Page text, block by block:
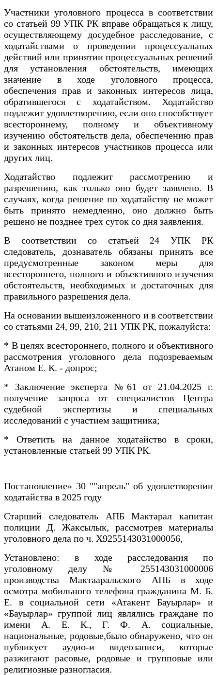
Участники уголовного процесса в соответствии
со статьей 99 УПК РК вправе обращаться к лицу,
осуществляющему досудебное расследование, с
ходатайствами о проведении процессуальных
действий или принятии процессуальных решений
для установления обстоятельств, имеющих
значение в ходе уголовного процесса,
обеспечения прав и законных интересов лица,
обратившегося с ходатайством. Ходатайство
подлежит удовлетворению, если оно способствует
всестороннему, полному и объективному
изучению обстоятельств дела, обеспечению прав
и законных интересов участников процесса или
других лиц.
Ходатайство подлежит рассмотрению и
разрешению, как только оно будет заявлено. В
случаях, когда решение по ходатайству не может
быть принято немедленно, оно должно быть
решено не позднее трех суток со дня заявления.
В соответствии со статьей 24 УПК РК
следователь, дознаватель обязаны принять все
предусмотренные законом меры для
всестороннего, полного и объективного изучения
обстоятельств, необходимых и достаточных для
правильного разрешения дела.
На основании вышеизложенного и в соответствии
со статьями 24, 99, 210, 211 УПК РК, пожалуйста:
* В целях всестороннего, полного и объективного
рассмотрения уголовного дела подозреваемым
Атаном Е. К. - допрос;
* Заключение эксперта №61 от 21.04.2025 г.
получение запроса от специалистов Центра
судебной экспертизы и специальных
исследований с участием защитника;
* Ответить на данное ходатайство в сроки,
установленные статьей 99 УПК РК.
Постановление» 30 ""апрель" об удовлетворении
ходатайства в 2025 году
Старший следователь АПБ Мактарал капитан
полиции Д. Жаксылык, рассмотрев материалы
уголовного дела по ч. Х9255143031000056,
Установлено: в ходе расследования по
уголовному делу № 255143031000006
производства Мактааральского АПБ в ходе
осмотра мобильного телефона гражданина М. Б.
Е. в социальной сети «Атакент Бауырлар» и
«Бауырлар» группой лиц являлись граждане по
имени А. Е. К., Г. Ф. А. социальные,
национальные, родовые,было обнаружено, что он
публикует аудио-и видеозаписи, которые
разжигают расовые, родовые и групповые или
религиозные разногласия.